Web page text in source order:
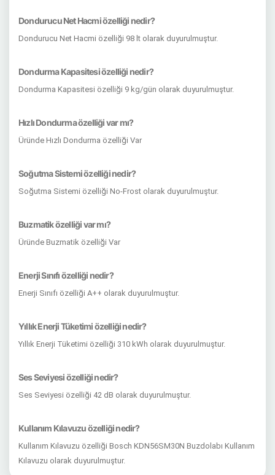
Dondurucu Net Hacmi özelliği nedir?
Dondurucu Net Hacmi özelliği 98 lt olarak duyurulmuştur.
Dondurma Kapasitesi özelliği nedir?
Dondurma Kapasitesi özelliği 9 kg/gün olarak duyurulmuştur.
Hızlı Dondurma özelliği var mı?
Üründe Hızlı Dondurma özelliği Var
Soğutma Sistemi özelliği nedir?
Soğutma Sistemi özelliği No-Frost olarak duyurulmuştur.
Buzmatik özelliği var mı?
Üründe Buzmatik özelliği Var
Enerji Sınıfı özelliği nedir?
Enerji Sınıfı özelliği A++ olarak duyurulmuştur.
Yıllık Enerji Tüketimi özelliği nedir?
Yıllık Enerji Tüketimi özelliği 310 kWh olarak duyurulmuştur.
Ses Seviyesi özelliği nedir?
Ses Seviyesi özelliği 42 dB olarak duyurulmuştur.
Kullanım Kılavuzu özelliği nedir?
Kullanım Kılavuzu özelliği Bosch KDN56SM30N Buzdolabı Kullanım
Kılavuzu olarak duyurulmuştur.